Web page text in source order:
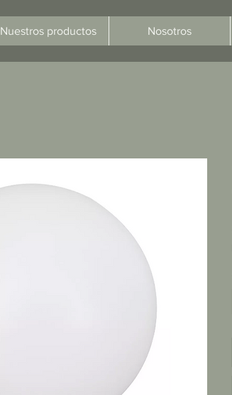
Nuestros productos Nosotros